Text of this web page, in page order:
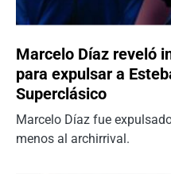
Marcelo Díaz reveló
para expulsar a
Superclásico
Marcelo Díaz fue
menos al archirrival.